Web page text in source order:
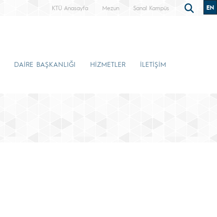
KTÜ Anasayfa Mezun Sanal Kampüs EN
DAİRE BAŞKANLIĞI HİZMETLER İLETİŞİM